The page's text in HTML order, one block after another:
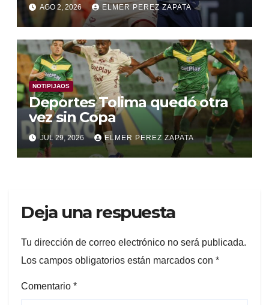
AGO 2, 2026 ELMER PEREZ ZAPATA
NOTIPIJAOS
Deportes Tolima quedó otra
vez sin Copa
JUL 29, 2026 ELMER PEREZ ZAPATA
Deja una respuesta
Tu dirección de correo electrónico no será publicada.
Los campos obligatorios están marcados con *
Comentario *